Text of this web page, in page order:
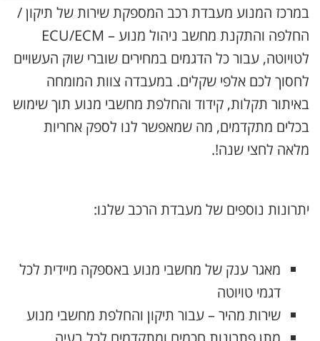
במרכז המנוע מעבדת רכב המספקת שירות של תיקון /
החלפה והתקנת מחשב ניהול מנוע – ECU/ECM
לטויוטה, עבור כל הדגמים במחירים שוברי שוק העשויים
לחסוך לכם אלפי שקלים. במעבדה צוות המומחה
באיתור תקלות, קידוד והחלפת מחשבי מנוע תוך שימוש
בכלים מתקדמים, מה שמאפשר לנו לספק אחריות
מלאה לחצי שנה!.
יתרונות נוספים של מעבדת הרכב שלנו:
מאגר ענק של מחשבי מנוע באספקה מיידית לכל
דגמי טויוטה
שירות מהיר – עבור תיקון והחלפת מחשבי מנוע